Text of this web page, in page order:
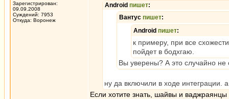
Зарегистрирован:
09.09.2008
Суждений: 7953
Откуда: Воронеж
Android пишет:
Вантус пишет:
Android пишет:
к примеру, при все
пойдет в бодхгаю.
Вы уверены? А это случайно не
ну да включили в ходе интеграции.
Если хотите знать, шайвы и